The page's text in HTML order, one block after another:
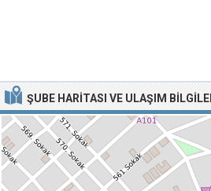
ŞUBE HARITASI VE ULAŞIM